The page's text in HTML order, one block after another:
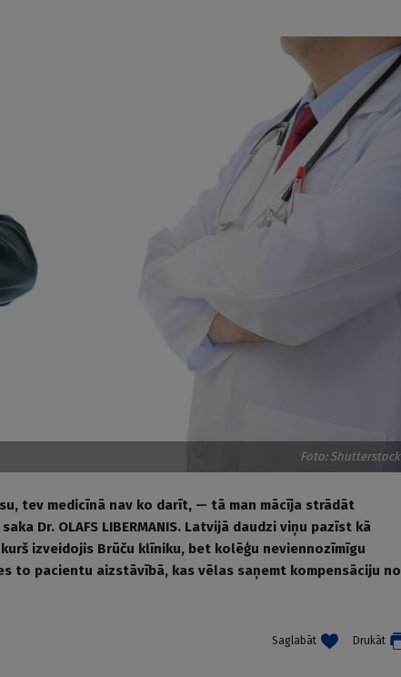
Foto: Shutterstock
tev medicīnā nav ko darīt, — tā man mācīja strādāt
Dr. OLAFS LIBERMANIS. Latvijā daudzi viņu pazīst kā
izveidojis Brūču klīniku, bet kolēģu neviennozīmīgu
to pacientu aizstāvībā, kas vēlas saņemt kompensāciju no
Saglabāt Drukāt